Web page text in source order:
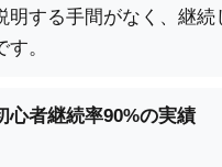
明する手間がなく、継続
す。
心者継続率90%の実績